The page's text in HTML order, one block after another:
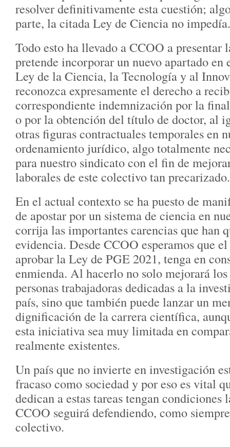
resolver definitivamente esta cuestión;
parte, la citada Ley de Ciencia no impedía.
Todo esto ha llevado a CCOO a presentar
pretende incorporar un nuevo apartado
Ley de la Ciencia, la Tecnología y al
reconozca expresamente el derecho a
correspondiente indemnización por la
o por la obtención del título de doctor, al
otras figuras contractuales temporales en
ordenamiento jurídico, algo totalmente
para nuestro sindicato con el fin de
laborales de este colectivo tan precarizado.
En el actual contexto se ha puesto de
de apostar por un sistema de ciencia en
corrija las importantes carencias que han
evidencia. Desde CCOO esperamos que
aprobar la Ley de PGE 2021, tenga en
enmienda. Al hacerlo no solo mejorará los
personas trabajadoras dedicadas a la
país, sino que también puede lanzar un
dignificación de la carrera científica,
esta iniciativa sea muy limitada en
realmente existentes.
Un país que no invierte en investigación
fracaso como sociedad y por eso es vital
dedican a estas tareas tengan condiciones
CCOO seguirá defendiendo, como
colectivo.